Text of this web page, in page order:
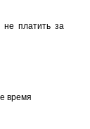
платить за
время